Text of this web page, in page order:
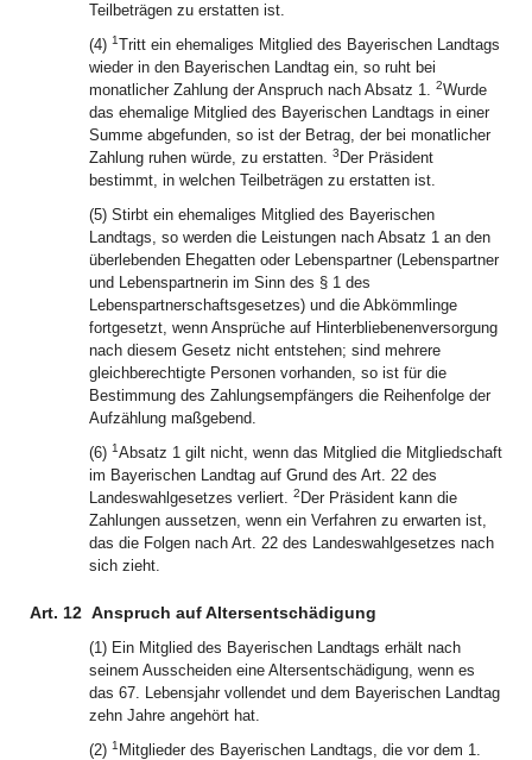
Teilbeträgen zu erstatten ist.
(4) 1Tritt ein ehemaliges Mitglied des Bayerischen Landtags
wieder in den Bayerischen Landtag ein, so ruht bei
monatlicher Zahlung der Anspruch nach Absatz 1. 2Wurde
das ehemalige Mitglied des Bayerischen Landtags in einer
Summe abgefunden, so ist der Betrag, der bei monatlicher
Zahlung ruhen würde, zu erstatten. 3 Der Präsident
bestimmt, in welchen Teilbeträgen zu erstatten ist.
(5) Stirbt ein ehemaliges Mitglied des Bayerischen
Landtags, so werden die Leistungen nach Absatz 1 an den
überlebenden Ehegatten oder Lebenspartner (Lebenspartner
und Lebenspartnerin im Sinn des § 1 des
Lebenspartnerschaftsgesetzes) und die Abkömmlinge
fortgesetzt, wenn Ansprüche auf Hinterbliebenenversorgung
nach diesem Gesetz nicht entstehen; sind mehrere
gleichberechtigte Personen vorhanden, so ist für die
Bestimmung des Zahlungsempfängers die Reihenfolge der
Aufzählung maßgebend.
(6) 1Absatz 1 gilt nicht, wenn das Mitglied die Mitgliedschaft
im Bayerischen Landtag auf Grund des Art. 22 des
Landeswahlgesetzes verliert. 2 Der Präsident kann die
Zahlungen aussetzen, wenn ein Verfahren zu erwarten ist,
das die Folgen nach Art. 22 des Landeswahlgesetzes nach
sich zieht.
Art. 12 Anspruch auf Altersentschädigung
(1) Ein Mitglied des Bayerischen Landtags erhält nach
seinem Ausscheiden eine Altersentschädigung, wenn es
das 67. Lebensjahr vollendet und dem Bayerischen Landtag
zehn Jahre angehört hat.
(2) 1 Mitglieder des Bayerischen Landtags, die vor dem 1.